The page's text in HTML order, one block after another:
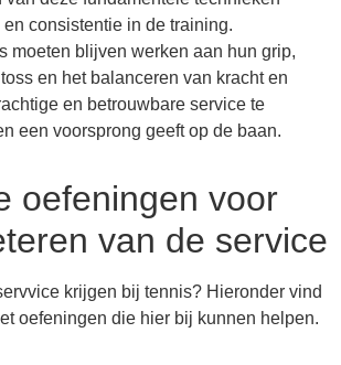
consistentie in de training.
moeten blijven werken aan hun grip,
en het balanceren van kracht en
en betrouwbare service te
een voorsprong geeft op de baan.
oefeningen voor
van de service
krijgen bij tennis? Hieronder vind
oefeningen die hier bij kunnen helpen.